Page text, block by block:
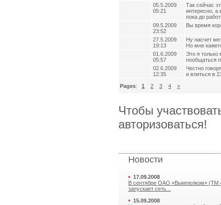
05.5.2009
05:21
Так сейчас
интересно, а
пока до
09.5.2009
23:52
Вы время
27.5.2009
19:13
Ну насчет
Но мне
01.6.2009
05:57
Это я только
пообщаться
02.6.2009
12:35
Честно
и влиться в
Pages: 1 2 3 4 »
Чтобы
авторизоваться!
Новости
17.09.2008
В сентябре ОАО «Вымпелком» (ТМ
запускает сеть...
15.09.2008